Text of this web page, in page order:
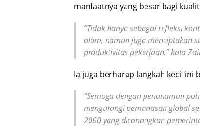
manfaatnya yang besar bagi
“Tidak hanya sebagai refleksi
alam, namun juga menciptakan
produktivitas pekerjaan,” kata
Ia juga berharap langkah kecil ini
“Semoga dengan penanaman
mengurangi pemanasan global
2060 yang dicanangkan